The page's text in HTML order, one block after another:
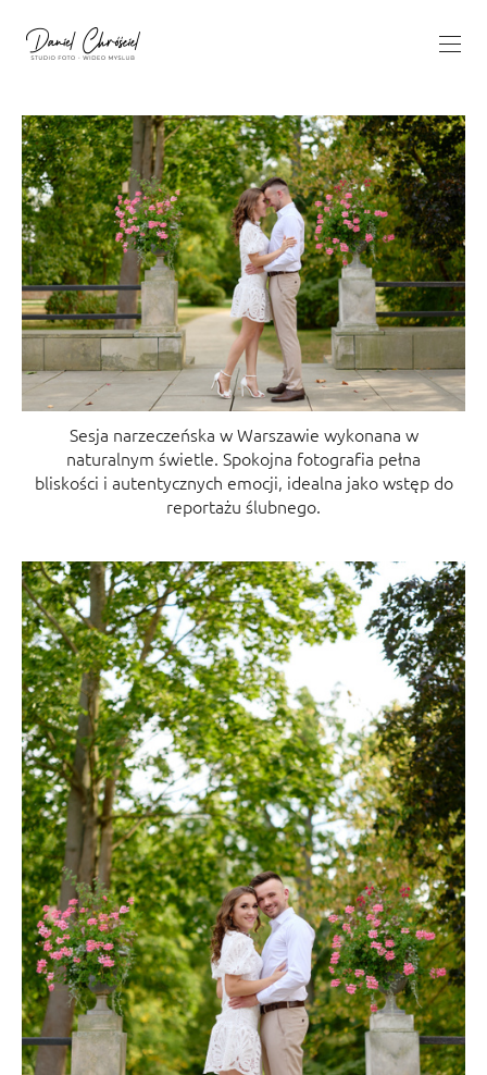
Sesja narzeczeńska w Warszawie wykonana w
naturalnym świetle. Spokojna fotografia pełna
bliskości i autentycznych emocji, idealna jako wstęp do
reportażu ślubnego.